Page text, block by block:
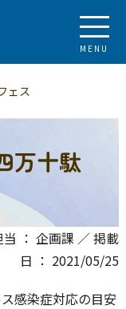
MENU
ェス
万十駄
： 企画課 ／ 掲載
日 ： 2021/05/25
感染症対応の目安